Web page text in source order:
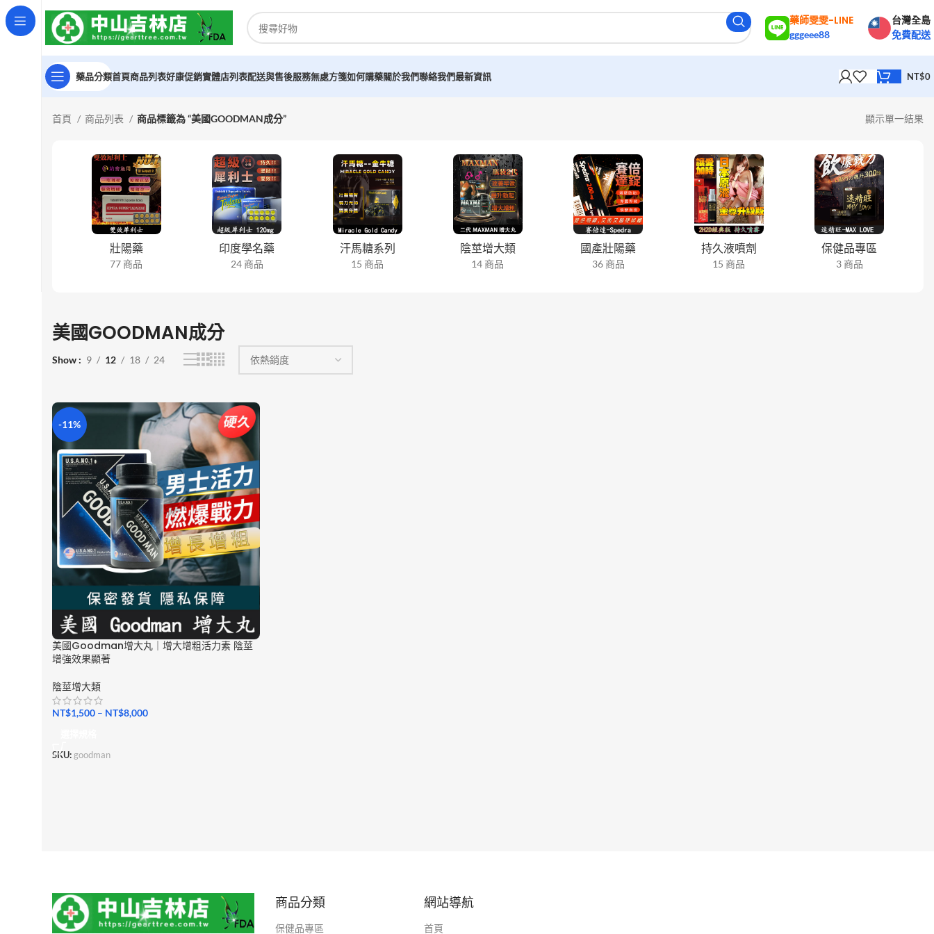
藥師雯雯-LINE
gggeee88
台灣全島
免費配送
藥品分類首頁商品列表好康促銷實體店列表配送與售後服務無處方箋如何購藥關於我們聯絡我們最新資訊 NT$0
首頁 商品列表 商品標籤為 “美國GOODMAN成分” 顯示單一結果
壯陽藥
77 商品
印度學名藥
24 商品
汗馬糖系列
15 商品
陰莖增大類
14 商品
國產壯陽藥
36 商品
持久液噴劑
15 商品
保健品專區
3 商品
美國GOODMAN成分
Show 9 12 18 24
-11%
美國Goodman增大丸｜增大增粗活力素 陰莖
增強效果顯著
陰莖增大類
NT$1,500 – NT$8,000
SKU: goodman
商品分類
保健品專區
網站導航
首頁